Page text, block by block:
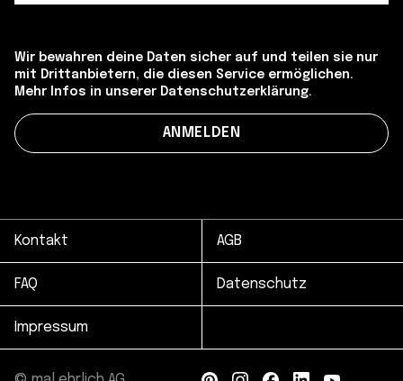
Wir bewahren deine Daten sicher auf und teilen sie nur
mit Drittanbietern, die diesen Service ermöglichen.
Mehr Infos in unserer Datenschutzerklärung.
Kontakt AGB
FAQ Datenschutz
Impressum